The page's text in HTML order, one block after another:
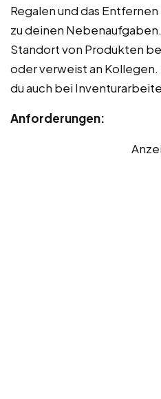
Regalen und das
zu deinen
Standort von Produkten
oder verweist an
du auch bei
Anforderungen: